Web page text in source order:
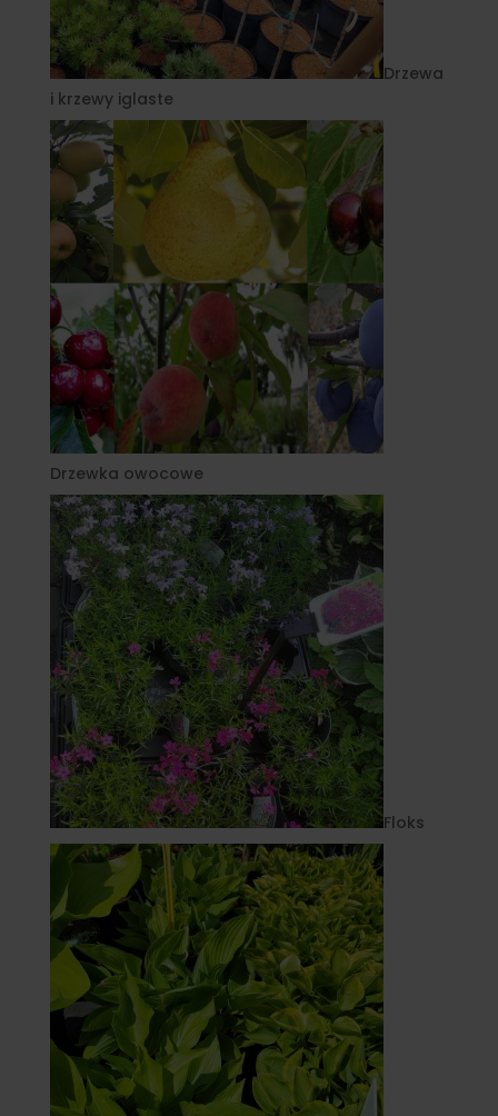
Drzewa
i krzewy iglaste
Drzewka owocowe
Floks